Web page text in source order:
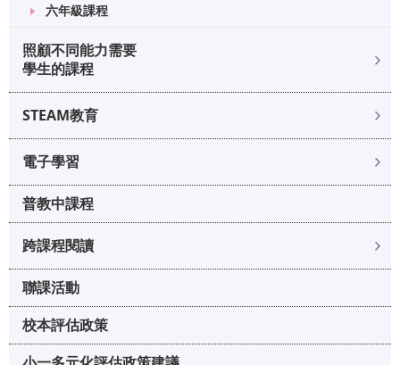
六年級課程
照顧不同能力需要
學生的課程
STEAM教育
電子學習
普教中課程
跨課程閱讀
聯課活動
校本評估政策